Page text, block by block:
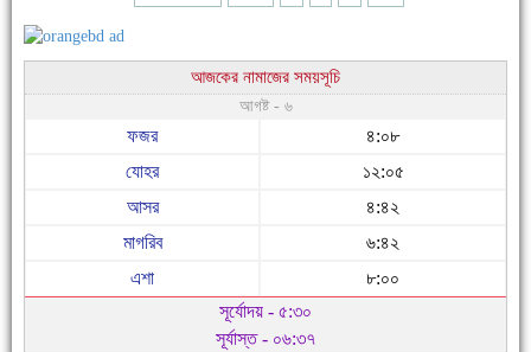
আজকের নামাজের সময়সূচি
আগষ্ট - ৬
ফজর
৪:০৮
যোহর
১২:০৫
আসর
৪:৪২
মাগরিব
৬:৪২
এশা
৮:০০
সূর্যোদয় - ৫:৩০
সূর্যাস্ত - ০৬:৩৭